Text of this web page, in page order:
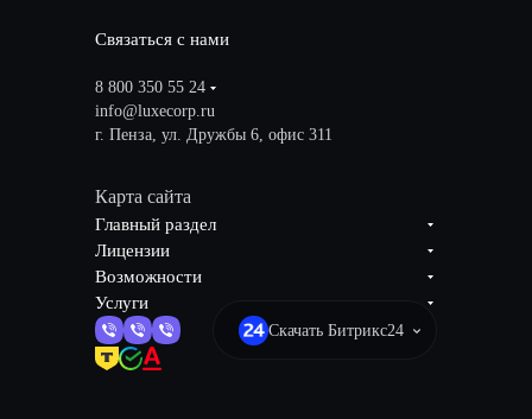
Связаться с нами
8 800 350 55 24
info@luxecorp.ru
г. Пенза, ул. Дружбы 6, офис 311
Карта сайта
Главный раздел
Лицензии
Возможности
Услуги
Скачать Битрикс24